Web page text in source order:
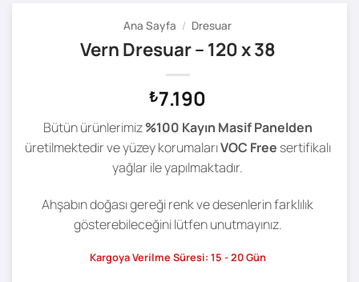
Ana Sayfa / Dresuar
Vern Dresuar – 120 x 38
₺7.190
Bütün ürünlerimiz%100 Kayın Masif Panelden
üretilmektedir ve yüzey korumalarıVOC Free sertifikalı
yağlar ile yapılmaktadır.
Ahşabın doğası gereği renk ve desenlerin farklılık
gösterebileceğini lütfen unutmayınız.
Kargoya Verilme Süresi: 15 - 20 Gün